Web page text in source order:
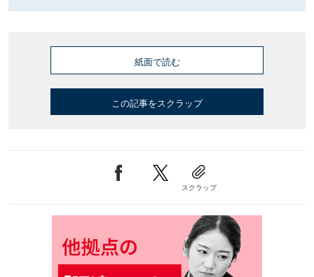
紙面で読む
この記事をスクラップ
スクラップ